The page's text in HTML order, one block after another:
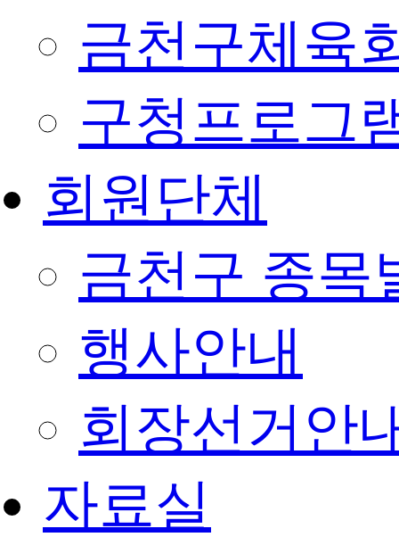
금천구체육
구청프로그
회원단체
금천구 종목
행사안내
회장선거안
자료실